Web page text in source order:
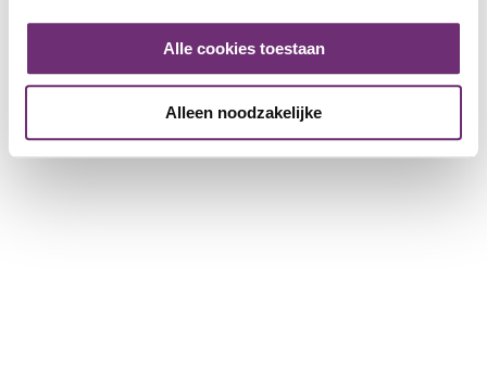
Alle cookies toestaan
Alleen noodzakelijke
Login and add as Friend
Place a review